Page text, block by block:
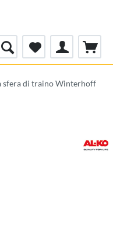
sfera di traino Winterhoff